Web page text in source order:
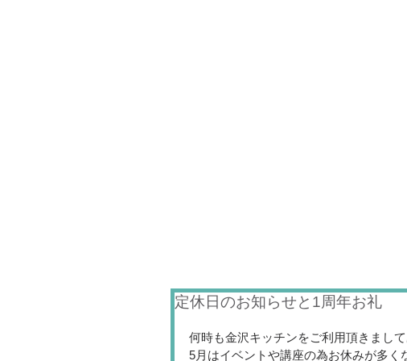
定休日のお知らせと1周年お礼
何時も金沢キッチンをご利用頂きまし
5月はイベントや講座の為お休みが多く